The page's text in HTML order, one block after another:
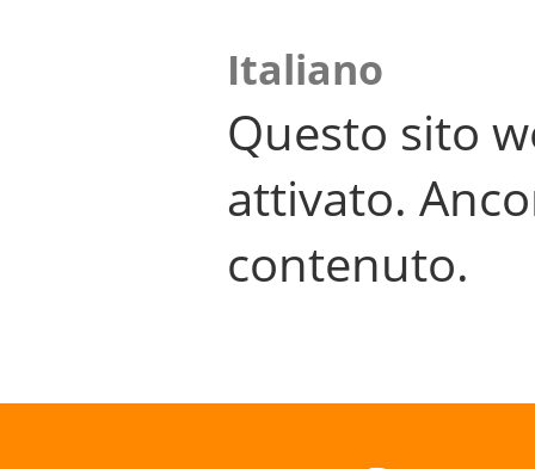
Italiano
Questo sito
attivato.
contenuto.